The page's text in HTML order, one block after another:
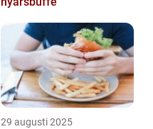
29 augusti 2025